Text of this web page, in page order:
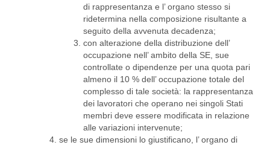
di rappresentanza e l’ organo stesso si
ridetermina nella composizione risultante a
seguito della avvenuta decadenza;
con alterazione della distribuzione dell’
occupazione nell’ ambito della SE, sue
controllate o dipendenze per una quota pari
almeno il 10 % dell’ occupazione totale del
complesso di tale società: la rappresentanza
dei lavoratori che operano nei singoli Stati
membri deve essere modificata in relazione
alle variazioni intervenute;
se le sue dimensioni lo giustificano, l’ organo di